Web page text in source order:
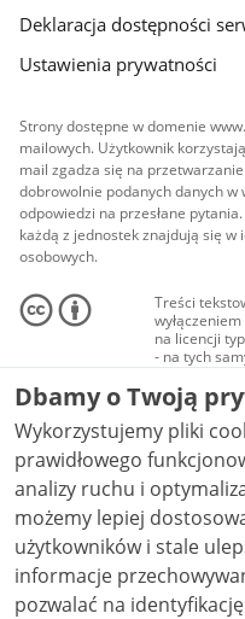
Deklaracja dostępności
Ustawienia prywatności
Strony dostępne w domenie
mailowych. Użytkownik
mail zgadza się na
dobrowolnie podanych danych w
odpowiedzi na przesłane
każdą z jednostek znajdują się
osobowych.
Treści
na licencji
- na tych
Materiały
audio i
Creative
NC-ND 4.0),
Dbamy o Twoją
Wykorzystujemy pliki
prawidłowego
analizy ruchu i optymalizacji
możemy lepiej
użytkowników i stale ulepszać
informacje
pozwalać na